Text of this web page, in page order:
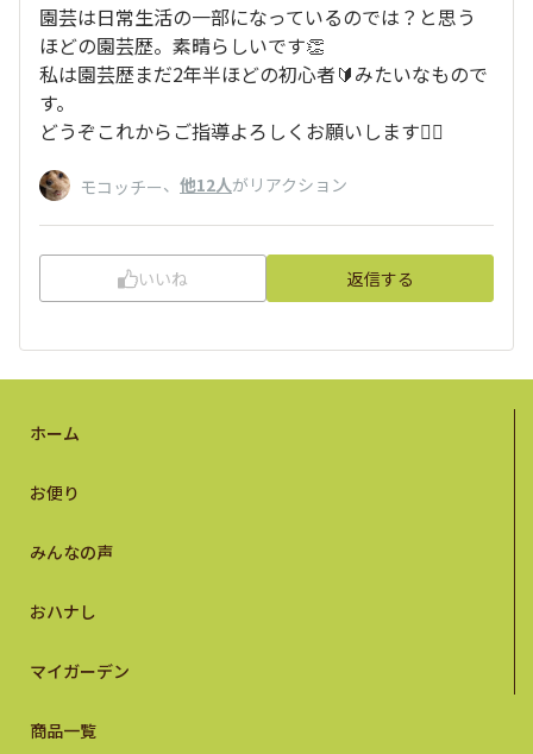
園芸は日常生活の一部になっているのでは？と思う
ほどの園芸歴。素晴らしいです👏
私は園芸歴まだ2年半ほどの初心者🔰みたいなもので
す。
どうぞこれからご指導よろしくお願いします🙇‍♀️
モコッチー、 他12人がリアクション
いいね 返信する
ホーム
お便り
みんなの声
おハナし
マイガーデン
商品一覧